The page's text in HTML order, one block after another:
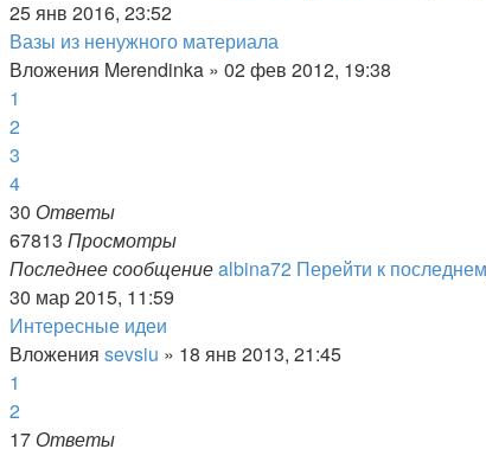
25 янв 2016, 23:52
Вазы из ненужного материала
Вложения Merendinka » 02 фев 2012, 19:38
1
2
3
4
30 Ответы
67813 Просмотры
Последнее сообщениеalbina72 Перейти к
30 мар 2015, 11:59
Интересные идеи
Вложения sevsiu » 18 янв 2013, 21:45
1
2
17 Ответы